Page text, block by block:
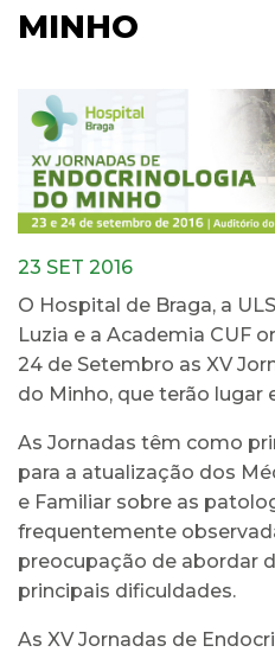
MINHO
23 SET 2016
O Hospital de Braga, a
Luzia e a Academia CUF
24 de Setembro as XV
do Minho, que terão lugar
As Jornadas têm como
para a atualização dos
e Familiar sobre as
frequentemente
preocupação de abordar
principais dificuldades.
As XV Jornadas de